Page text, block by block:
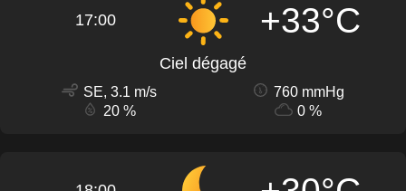
17:00 +33°C
Ciel dégagé
SE, 3.1 m/s
760 mmHg
20 %
0 %